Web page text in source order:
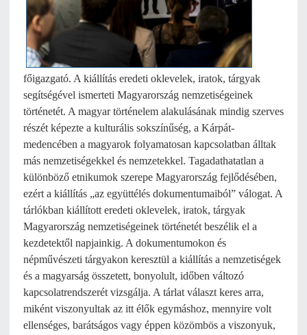
főigazgató. A kiállítás eredeti oklevelek, iratok, tárgyak
segítségével ismerteti Magyarország nemzetiségeinek
történetét. A magyar történelem alakulásának mindig szerves
részét képezte a kulturális sokszínűség, a Kárpát-
medencében a magyarok folyamatosan kapcsolatban álltak
más nemzetiségekkel és nemzetekkel. Tagadathatatlan a
különböző etnikumok szerepe Magyarország fejlődésében,
ezért a kiállítás „az együttélés dokumentumaiból” válogat. A
tárlókban kiállított eredeti oklevelek, iratok, tárgyak
Magyarország nemzetiségeinek történetét beszélik el a
kezdetektől napjainkig. A dokumentumokon és
népművészeti tárgyakon keresztül a kiállítás a nemzetiségek
és a magyarság összetett, bonyolult, időben változó
kapcsolatrendszerét vizsgálja. A tárlat választ keres arra,
miként viszonyultak az itt élők egymáshoz, mennyire volt
ellenséges, barátságos vagy éppen közömbös a viszonyuk,